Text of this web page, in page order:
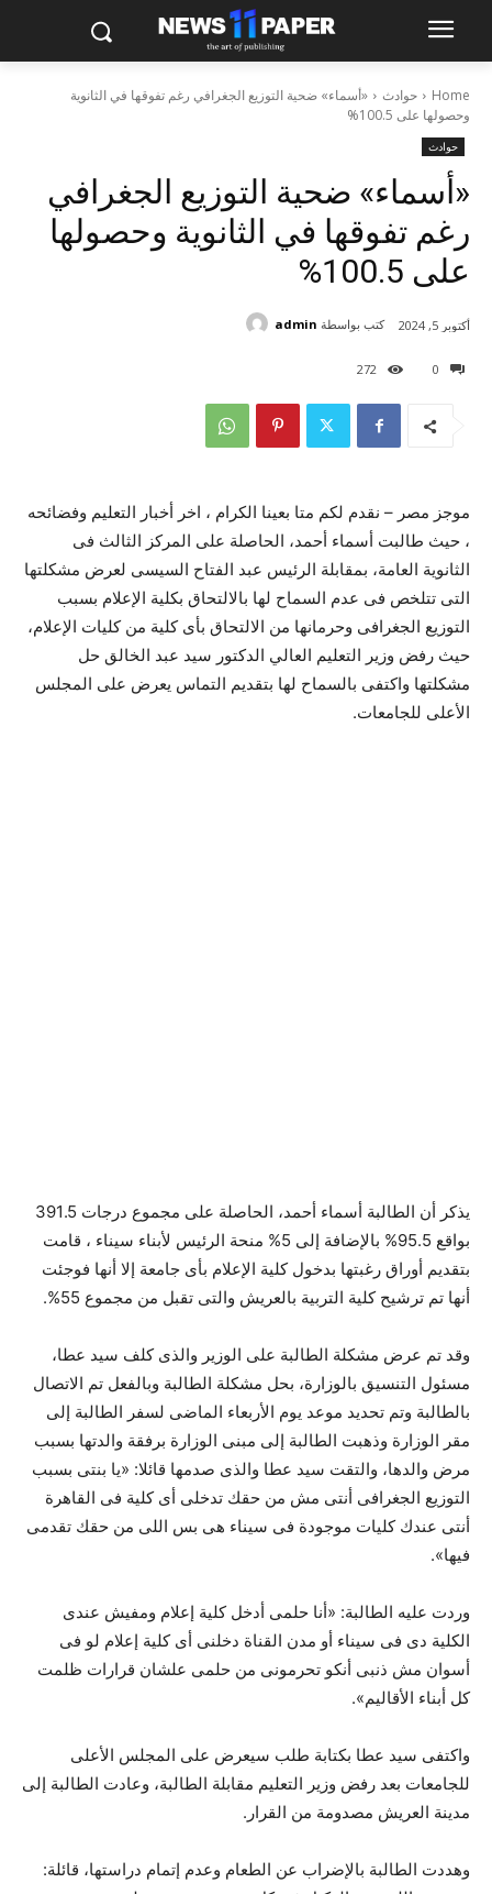
Home حوادث
«أسماء» ضحية التوزيع الجغرافي رغم تفوقها في الثانوية
وحصولها على 100.5%
حوادث
«أسماء» ضحية التوزيع الجغرافي
رغم تفوقها في الثانوية وحصولها
على 100.5%
0
272
أكتوبر 5, 2024 كتب بواسطة admin
موجز مصر – نقدم لكم متا بعينا الكرام ، اخر أخبار التعليم وفضائحه
، حيث طالبت أسماء أحمد، الحاصلة على المركز الثالث فى
الثانوية العامة، بمقابلة الرئيس عبد الفتاح السيسى لعرض مشكلتها
التى تتلخص فى عدم السماح لها بالالتحاق بكلية الإعلام بسبب
التوزيع الجغرافى وحرمانها من الالتحاق بأى كلية من كليات الإعلام،
حيث رفض وزير التعليم العالي الدكتور سيد عبد الخالق حل
مشكلتها واكتفى بالسماح لها بتقديم التماس يعرض على المجلس
الأعلى للجامعات.
يذكر أن الطالبة أسماء أحمد، الحاصلة على مجموع درجات 391.5
بواقع 95.5% بالإضافة إلى 5% منحة الرئيس لأبناء سيناء ، قامت
بتقديم أوراق رغبتها بدخول كلية الإعلام بأى جامعة إلا أنها فوجئت
أنها تم ترشيح كلية التربية بالعريش والتى تقبل من مجموع 55%.
وقد تم عرض مشكلة الطالبة على الوزير والذى كلف سيد عطا،
مسئول التنسيق بالوزارة، بحل مشكلة الطالبة وبالفعل تم الاتصال
بالطالبة وتم تحديد موعد يوم الأربعاء الماضى لسفر الطالبة إلى
مقر الوزارة وذهبت الطالبة إلى مبنى الوزارة برفقة والدتها بسبب
مرض والدها، والتقت سيد عطا والذى صدمها قائلا: «يا بنتى بسبب
التوزيع الجغرافى أنتى مش من حقك تدخلى أى كلية فى القاهرة
أنتى عندك كليات موجودة فى سيناء هى بس اللى من حقك تقدمى
فيها».
وردت عليه الطالبة: «أنا حلمى أدخل كلية إعلام ومفيش عندى
الكلية دى فى سيناء أو مدن القناة دخلنى أى كلية إعلام لو فى
أسوان مش ذنبى أنكو تحرمونى من حلمى علشان قرارات ظلمت
كل أبناء الأقاليم».
واكتفى سيد عطا بكتابة طلب سيعرض على المجلس الأعلى
للجامعات بعد رفض وزير التعليم مقابلة الطالبة، وعادت الطالبة إلى
مدينة العريش مصدومة من القرار.
وهددت الطالبة بالإضراب عن الطعام وعدم إتمام دراستها، قائلة: